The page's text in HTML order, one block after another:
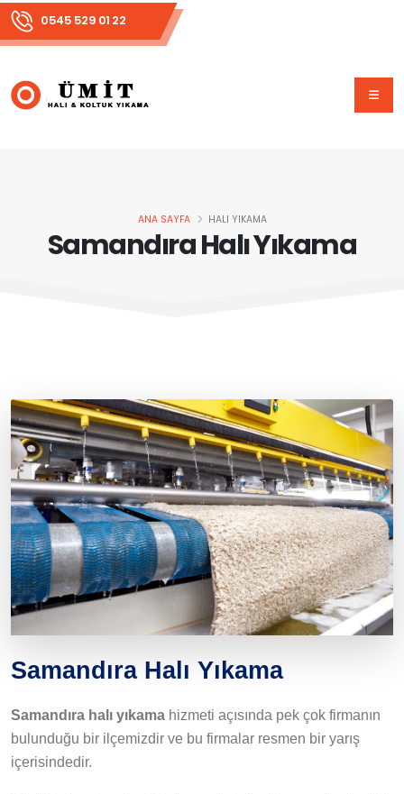
0545 529 01 22
Samandıra Halı Yıkama
ANA SAYFA HALI YIKAMA
Samandıra Halı Yıkama
Samandıra halı yıkama hizmeti açısında pek çok firmanın
bulunduğu bir ilçemizdir ve bu firmalar resmen bir yarış
içerisindedir.